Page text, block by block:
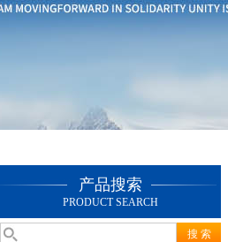
产品搜索
PRODUCT SEARCH